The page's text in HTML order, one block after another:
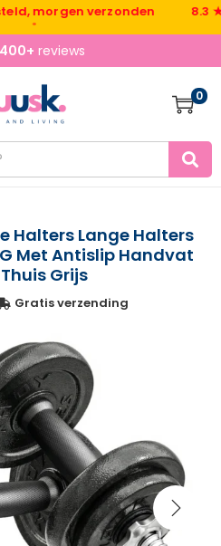
verzonden 8.3 ★ uit
reviews
0
Halters Lange Halters
Met Antislip Handvat
Grijs
Gratis verzending